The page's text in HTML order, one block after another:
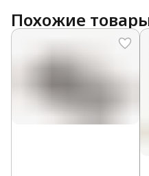
Похожие